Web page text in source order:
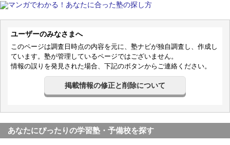
ユーザーのみなさまへ
このページは調査日時点の内容を元に、塾ナビが独自調査し、作成し
ています。塾が管理しているページではございません。
情報の誤りを発見された場合、下記のボタンからご連絡ください。
掲載情報の修正と削除について
あなたにぴったりの学習塾・予備校を探す